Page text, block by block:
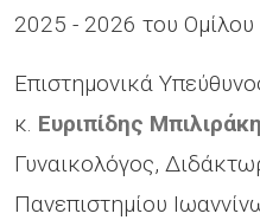
2025 - 2026 του Ομίλου
Επιστημονικά
κ. Ευριπίδης
Γυναικολόγος,
Πανεπιστημίου